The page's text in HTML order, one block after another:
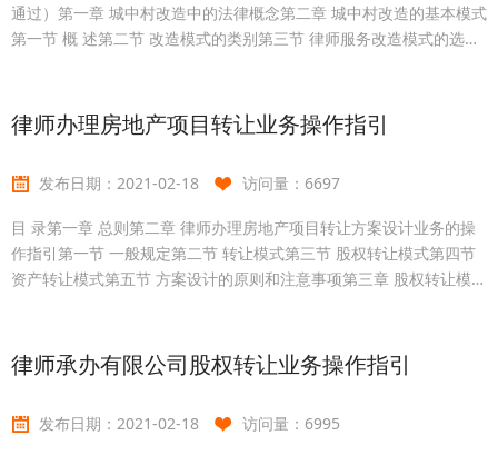
通过）第一章 城中村改造中的法律概念第二章 城中村改造的基本模式
第一节 概 述第二节 改造模式的类别第三节 律师服务改造模式的选用
造的基本流程第五章 律师办理城中村改造业务应把握的原则第六章 律
师为政府职能部门提供法律服务第一节 城中村改造中涉及的政府职能
律师办理房地产项目转让业务操作指引
发布日期： 2021-02-18 访问量： 6697
目 录第一章 总则第二章 律师办理房地产项目转让方案设计业务的操
作指引第一节 一般规定第二节 转让模式第三节 股权转让模式第四节
资产转让模式第五节 方案设计的原则和注意事项第三章 股权转让模式
本规范第二部分 尽职调查前的准备第三部分 尽职调查的方法第四部分
尽职调查内容第五部分 尽职调查报告第六部分 律师从事尽职调查工作
律师承办有限公司股权转让业务操作指引
发布日期： 2021-02-18 访问量： 6995